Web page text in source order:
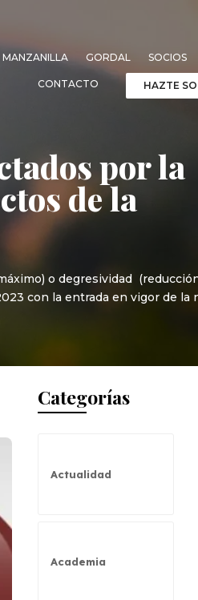
MANZANILLA GORDAL SOCIOS
CONTACTO HAZTE
por la
de la
o degresividad
con la entrada en vigor de la
Categorías
Actualidad
Academia